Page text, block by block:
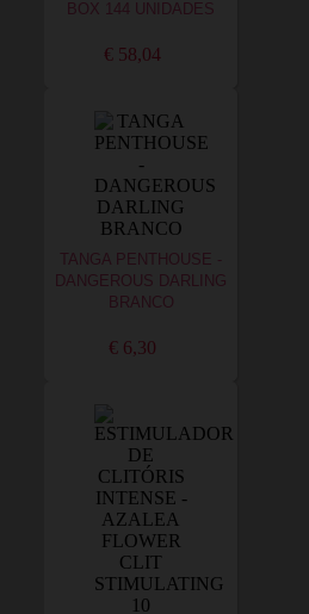
BOX 144 UNIDADES
€ 58,04
TANGA PENTHOUSE -
DANGEROUS DARLING
BRANCO
€ 6,30